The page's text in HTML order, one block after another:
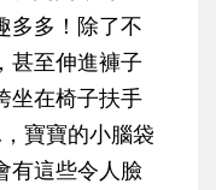
多多！除了不
甚至伸進褲子
坐在椅子扶手
寶寶的小腦袋
有這些令人臉